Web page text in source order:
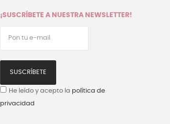
¡SUSCRÍBETE A NUESTRA NEWSLETTER!
SUSCRÍBETE
He leído y acepto la política de
privacidad